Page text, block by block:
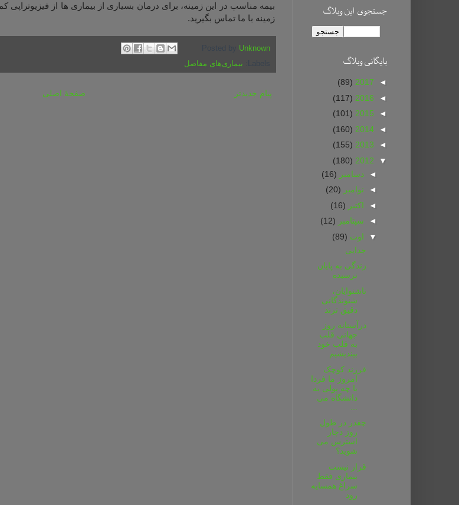
بیمه مناسب در این زمینه، برای درمان بسیاری از بیماری ها از
زمینه با ما تماس بگیرید.
Unknown
بیماری‌های مفاصل
پیام جدیدتر صفحهٔ اصلی
جستجوی این وبلاگ
بايگانی وبلاگ
◄
2017
(89)
◄
2016
(117)
◄
2015
(101)
◄
2014
(160)
◄
2013
(155)
▼
2012
(180)
◄ دسامبر (16)
◄ نوامبر (20)
◄
اکتبر (16)
◄ سپتامبر (12)
▼
اوت (89)
جدایی
زندگی به پایان
نرسیده
ناشنوایان،
شنوندگانی
دقیق ترند
درآستانه روز
جهانی قلب
به قلب خود
بیندیشیم
فرزند کوچک
امروز ما فردا
با چه پولی به
دانشگاه می
چقدر در طول
روز دچار
استرس می
شوید؟
قرار نیست
بیماری فقط
سراغ همسایه
رود